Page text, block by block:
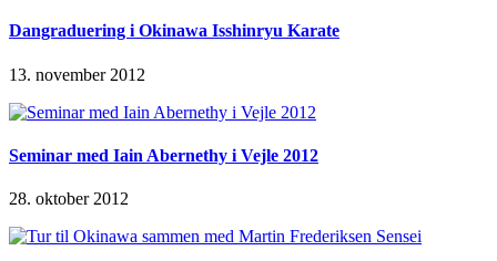
Dangraduering i Okinawa Isshinryu Karate
13. november 2012
Seminar med Iain Abernethy i Vejle 2012
28. oktober 2012